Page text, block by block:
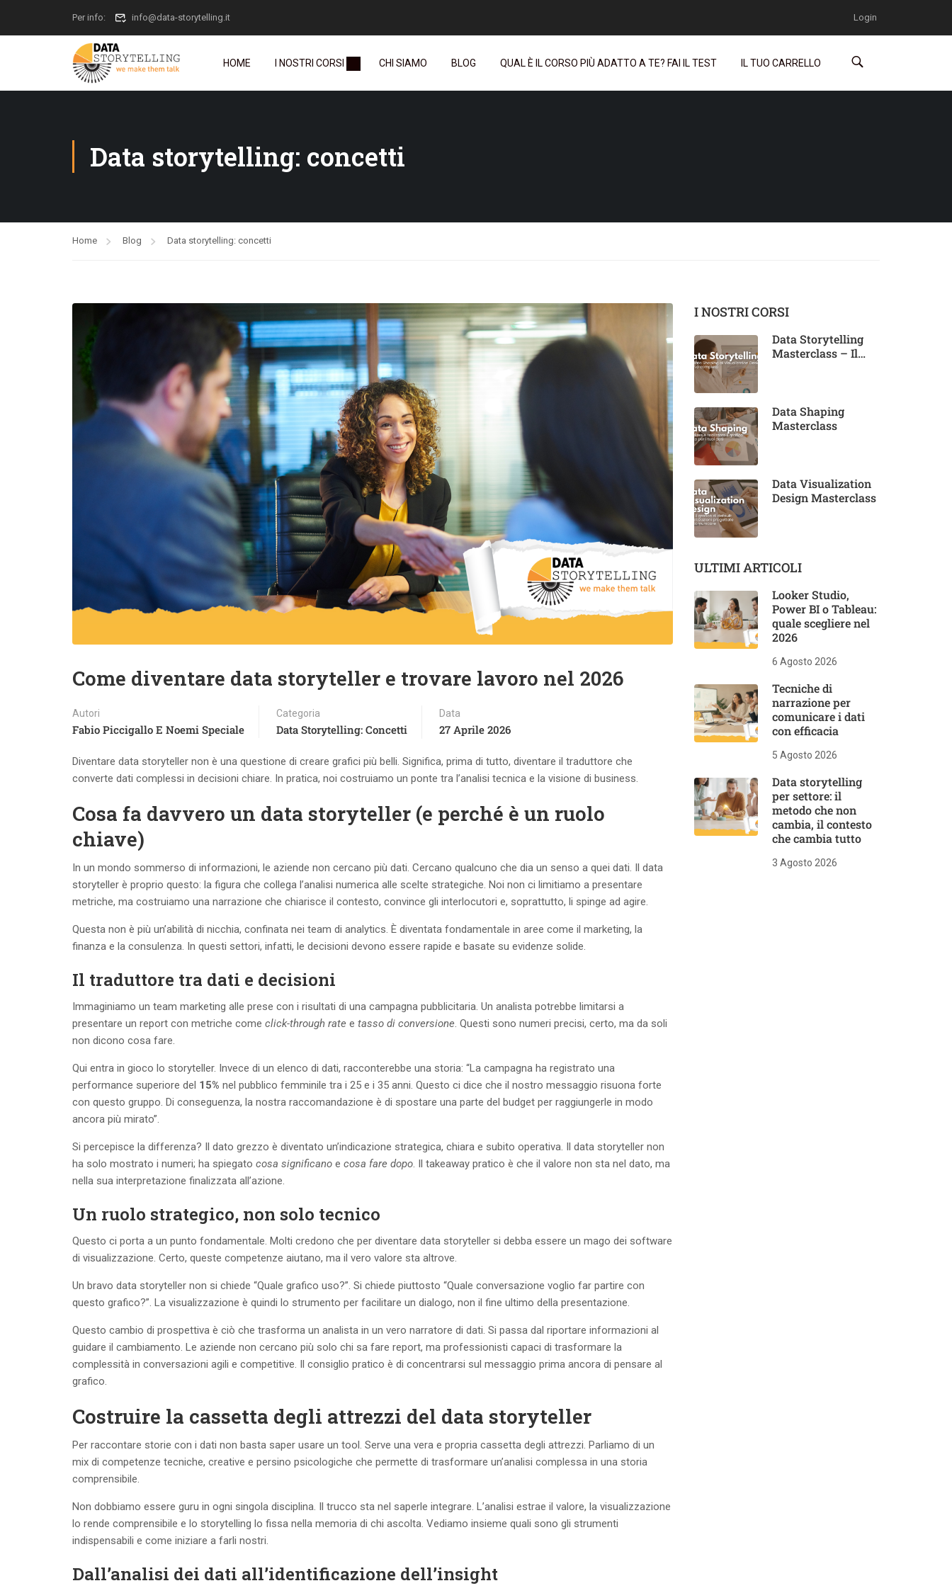
Per info: info@data-storytelling.it Login
HOME I NOSTRI CORSI CHI SIAMO BLOG QUAL È IL CORSO PIÙ ADATTO A TE? FAI IL TEST IL TUO CARRELLO
Data storytelling: concetti
Home Blog Data storytelling: concetti
Come diventare data storyteller e trovare lavoro nel 2026
Autori
Fabio Piccigallo E Noemi Speciale
Categoria
Data Storytelling: Concetti
Data
27 Aprile 2026
Diventare data storyteller non è una questione di creare grafici più belli. Significa, prima di tutto, diventare il traduttore che
converte dati complessi in decisioni chiare. In pratica, noi costruiamo un ponte tra l’analisi tecnica e la visione di business.
Cosa fa davvero un data storyteller (e perché è un ruolo
chiave)
In un mondo sommerso di informazioni, le aziende non cercano più dati. Cercano qualcuno che dia un senso a quei dati. Il data
storyteller è proprio questo: la figura che collega l’analisi numerica alle scelte strategiche. Noi non ci limitiamo a presentare
metriche, ma costruiamo una narrazione che chiarisce il contesto, convince gli interlocutori e, soprattutto, li spinge ad agire.
Questa non è più un’abilità di nicchia, confinata nei team di analytics. È diventata fondamentale in aree come il marketing, la
finanza e la consulenza. In questi settori, infatti, le decisioni devono essere rapide e basate su evidenze solide.
Il traduttore tra dati e decisioni
Immaginiamo un team marketing alle prese con i risultati di una campagna pubblicitaria. Un analista potrebbe limitarsi a
presentare un report con metriche come click-through rate e tasso di conversione. Questi sono numeri precisi, certo, ma da soli
non dicono cosa fare.
Qui entra in gioco lo storyteller. Invece di un elenco di dati, racconterebbe una storia: “La campagna ha registrato una
performance superiore del 15% nel pubblico femminile tra i 25 e i 35 anni. Questo ci dice che il nostro messaggio risuona forte
con questo gruppo. Di conseguenza, la nostra raccomandazione è di spostare una parte del budget per raggiungerle in modo
ancora più mirato”.
Si percepisce la differenza? Il dato grezzo è diventato un’indicazione strategica, chiara e subito operativa. Il data storyteller non
ha solo mostrato i numeri; ha spiegato cosa significano e cosa fare dopo. Il takeaway pratico è che il valore non sta nel dato, ma
nella sua interpretazione finalizzata all’azione.
Un ruolo strategico, non solo tecnico
Questo ci porta a un punto fondamentale. Molti credono che per diventare data storyteller si debba essere un mago dei software
di visualizzazione. Certo, queste competenze aiutano, ma il vero valore sta altrove.
Un bravo data storyteller non si chiede “Quale grafico uso?”. Si chiede piuttosto “Quale conversazione voglio far partire con
questo grafico?”. La visualizzazione è quindi lo strumento per facilitare un dialogo, non il fine ultimo della presentazione.
Questo cambio di prospettiva è ciò che trasforma un analista in un vero narratore di dati. Si passa dal riportare informazioni al
guidare il cambiamento. Le aziende non cercano più solo chi sa fare report, ma professionisti capaci di trasformare la
complessità in conversazioni agili e competitive. Il consiglio pratico è di concentrarsi sul messaggio prima ancora di pensare al
grafico.
Costruire la cassetta degli attrezzi del data storyteller
Per raccontare storie con i dati non basta saper usare un tool. Serve una vera e propria cassetta degli attrezzi. Parliamo di un
mix di competenze tecniche, creative e persino psicologiche che permette di trasformare un’analisi complessa in una storia
comprensibile.
Non dobbiamo essere guru in ogni singola disciplina. Il trucco sta nel saperle integrare. L’analisi estrae il valore, la visualizzazione
lo rende comprensibile e lo storytelling lo fissa nella memoria di chi ascolta. Vediamo insieme quali sono gli strumenti
indispensabili e come iniziare a farli nostri.
Dall’analisi dei dati all’identificazione dell’insight
I NOSTRI CORSI
Data Storytelling
Masterclass – Il
Data Shaping
Masterclass
Data Visualization
Design Masterclass
ULTIMI ARTICOLI
Looker Studio,
Power BI o Tableau:
quale scegliere nel
2026
6 Agosto 2026
Tecniche di
narrazione per
comunicare i dati
con efficacia
5 Agosto 2026
Data storytelling
per settore: il
metodo che non
cambia, il contesto
che cambia tutto
3 Agosto 2026